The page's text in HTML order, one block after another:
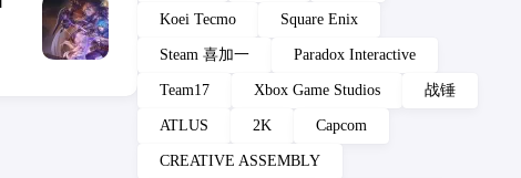
Koei Tecmo Square Enix
Steam 喜加一 Paradox Interactive
Team17 Xbox Game Studios 战锤
ATLUS 2K Capcom
CREATIVE ASSEMBLY